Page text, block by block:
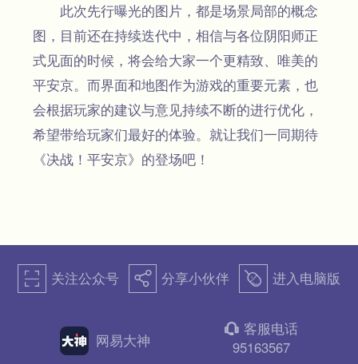
此次先行曝光的图片，都是场景局部的概念
图，目前还在持续迭代中，相信与各位阴阳师正
式见面的时候，将会给大家一个更精致、唯美的
平安京。而界面和地图作为游戏的重要元素，也
会根据玩家的建议与意见持续不断的进行优化，
希望带给玩家们最好的体验。就让我们一同期待
《决战！平安京》的登场吧！
򰀁 关注公众号 򰀂 分享小伙伴 򰀄 进入电脑版
网易大神
򰀃 客服电话
95163567